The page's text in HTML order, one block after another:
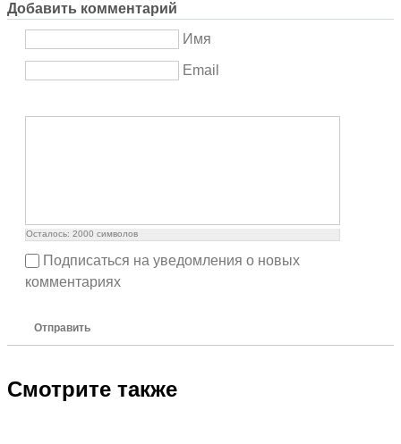
Добавить комментарий
Имя
Email
Осталось: 2000 символов
Подписаться на уведомления о новых
комментариях
Отправить
Смотрите также